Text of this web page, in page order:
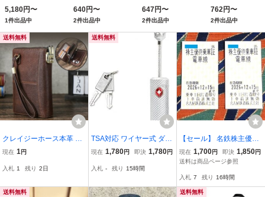
ルトラライトトラベル
タオル L
5,180円〜
1件出品中
ジャケットパンツ用
OD [可/3]
640円〜
2件出品中
ッグ バッグインバッ
グ 衣類 収納ケース 小
物入れ _.
647円〜
2件出品中
ッグ バッグインバッ
グ 衣類 収納ケース
物入れ _.
762円〜
2件出品中
送料無料
クレイジーホース本革 ダ
イヤルロック付き長財布
マホ収納 メンズ ダークブ
現在 1円
入札 1 残り 2日
送料無料
TSA対応 ワイヤー式 ダイ
ヤルロック スーツケース
旅行用, 防犯ロック, 軽量
現在 1,780円 即決 1,780円
入札 - 残り 15時間
【セール】 名鉄株主優待
乗車証 2枚セットC ◆202
6年12月15日まで ★送料
取引可 1枚で名鉄全線乗
車可能
現在 1,700円 即決 1,850円
送料は商品ページ参照
入札 7 残り 16時間
送料無料 送料無料